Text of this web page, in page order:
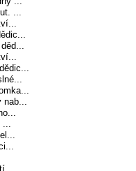
...
nab...
...
...